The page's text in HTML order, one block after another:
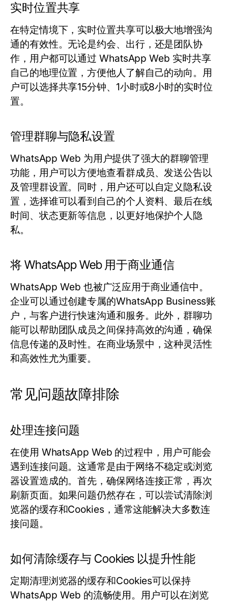
实时位置共享
在特定情境下，实时位置共享可以极大地增强沟
通的有效性。无论是约会、出行，还是团队协
作，用户都可以通过 WhatsApp Web 实时共享
自己的地理位置，方便他人了解自己的动向。用
户可以选择共享15分钟、1小时或8小时的实时位
置。
管理群聊与隐私设置
WhatsApp Web 为用户提供了强大的群聊管理
功能，用户可以方便地查看群成员、发送公告以
及管理群设置。同时，用户还可以自定义隐私设
置，选择谁可以看到自己的个人资料、最后在线
时间、状态更新等信息，以更好地保护个人隐
私。
将 WhatsApp Web 用于商业通信
WhatsApp Web 也被广泛应用于商业通信中。
企业可以通过创建专属的WhatsApp Business账
户，与客户进行快速沟通和服务。此外，群聊功
能可以帮助团队成员之间保持高效的沟通，确保
信息传递的及时性。在商业场景中，这种灵活性
和高效性尤为重要。
常见问题故障排除
处理连接问题
在使用 WhatsApp Web 的过程中，用户可能会
遇到连接问题。这通常是由于网络不稳定或浏览
器设置造成的。首先，确保网络连接正常，再次
刷新页面。如果问题仍然存在，可以尝试清除浏
览器的缓存和Cookies，通常这能解决大多数连
接问题。
如何清除缓存与 Cookies 以提升性能
定期清理浏览器的缓存和Cookies可以保持
WhatsApp Web 的流畅使用。用户可以在浏览